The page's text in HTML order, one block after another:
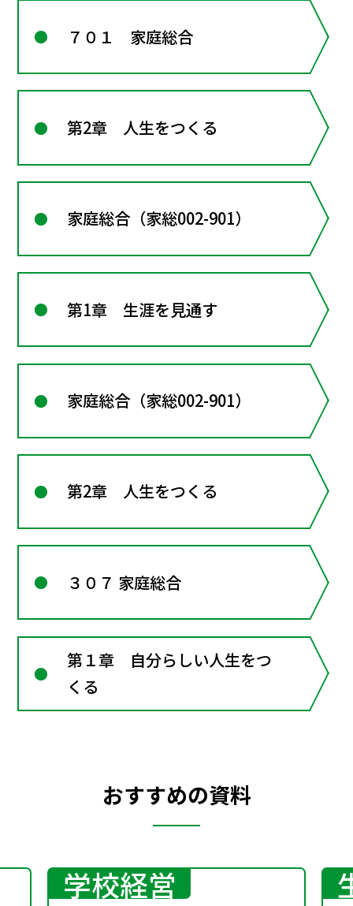
７０１ 家庭総合
第2章 人生をつくる
家庭総合（家総002-901）
第1章 生涯を見通す
家庭総合（家総002-901）
第2章 人生をつくる
３０７ 家庭総合
第１章 自分らしい人生をつ
くる
おすすめの資料
学校経営